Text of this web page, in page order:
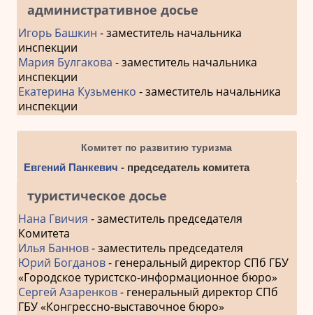
административное досье
Игорь Башкин - заместитель начальника
инспекции
Мария Булгакова - заместитель начальника
инспекции
Екатерина Кузьменко - заместитель начальника
инспекции
Комитет по развитию туризма
Евгений Панкевич - председатель комитета
туристическое досье
Нана Гвичия - заместитель председателя
Комитета
Илья Баннов- заместитель председателя
Юрий Богданов- генеральный директор СПб ГБУ
«Городское туристско-информационное бюро»
Сергей Азаренков- генеральный директор СПб
ГБУ «Конгрессно-выставочное бюро»